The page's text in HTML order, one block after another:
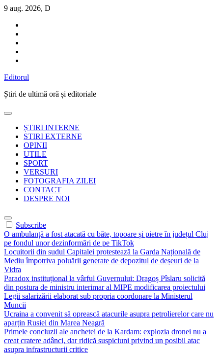
Sari
conținut
9 aug. 2026, D
Editorul
Știri de ultimă oră și editoriale
ȘTIRI INTERNE
STIRI EXTERNE
OPINII
UTILE
SPORT
VERSURI
FOTOGRAFIA ZILEI
CONTACT
DESPRE NOI
Subscribe
O ambulanță a fost atacată cu bâte, topoare și pietre în județul Cluj
pe fondul unor dezinformări de pe TikTok
Locuitorii din sudul Capitalei protestează la Garda Națională de
Mediu împotriva poluării generate de depozitul de deșeuri de la
Vidra
Paradox instituțional la vârful Guvernului: Dragoș Pîslaru solicită
din postura de ministru interimar al MIPE modificarea proiectului
Legii salarizării elaborat sub propria coordonare la Ministerul
Muncii
Ucraina a convenit să oprească atacurile asupra petrolierelor care nu
aparțin Rusiei din Marea Neagră
Primele concluzii ale anchetei de la Kardam: explozia dronei nu a
creat cratere adânci, dar ridică suspiciuni privind un posibil atac
asupra infrastructurii critice